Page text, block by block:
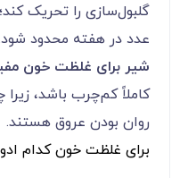
عدد در هفته محدود
شیر برای غلظت خون
کاملاً کم‌چرب باشد،
روان بودن عروق هستند.
برای غلظت خون کدام